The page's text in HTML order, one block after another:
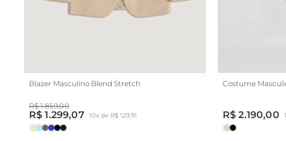
Blazer Masculino Blend Stretch
R$ 1.859,00
R$ 1.299,07 10x de R$ 129,91
Costume
R$ 2.190,00